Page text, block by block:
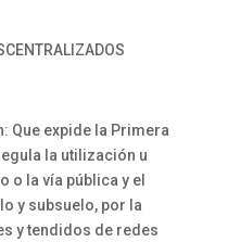
Que expide la Primera
la utilización u
o la vía pública y el
y subsuelo, por la
y tendidos de redes